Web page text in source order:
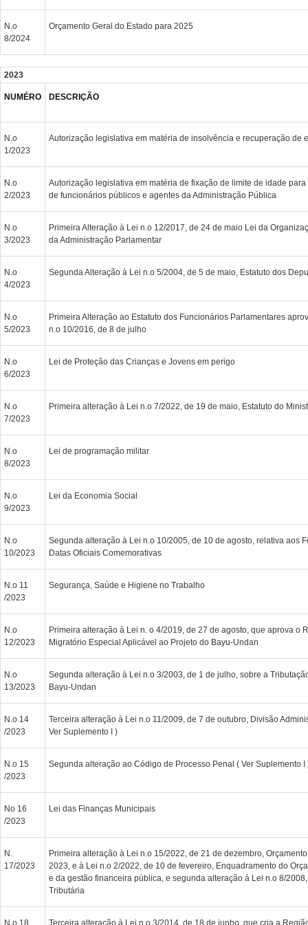
N.o
8/2024
Orçamento Geral do Estado para 2025
2023
NUMÉRO DESCRIÇÃO
N.o
1/2023
Autorização legislativa em matéria de insolvência e recuperação de
N.o
2/2023
Autorização legislativa em matéria de fixação de limite de idade
de funcionários públicos e agentes da Administração Pública
N.o
3/2023
Primeira Alteração à Lei n.o 12/2017, de 24 de maio Lei da
da Administração Parlamentar
N.o
4/2023
Segunda Alteração à Lei n.o 5/2004, de 5 de maio, Estatuto dos
N.o
5/2023
Primeira Alteração ao Estatuto dos Funcionários Parlamentares
n.o 10/2016, de 8 de julho
N.o
6/2023
Lei de Proteção das Crianças e Jovens em perigo
N.o
7/2023
Primeira alteração à Lei n.o 7/2022, de 19 de maio, Estatuto do
N.o
8/2023
Lei de programação militar
N.o
9/2023
Lei da Economia Social
N.o
10/2023
Segunda alteração à Lei n.o 10/2005, de 10 de agosto, relativa aos
Datas Oficiais Comemorativas
N.o 11
/2023
Segurança, Saúde e Higiene no Trabalho
N.o
12/2023
Primeira alteração à Lei n. o 4/2019, de 27 de agosto, que aprova o
Migratório Especial Aplicável ao Projeto do Bayu-Undan
N.o
13/2023
Segunda alteração à Lei n.o 3/2003, de 1 de julho, sobre a
Bayu-Undan
N.o 14
/2023
Terceira alteração à Lei n.o 11/2009, de 7 de outubro, Divisão
Ver Suplemento I )
N.o 15
/2023
Segunda alteração ao Código de Processo Penal ( Ver Suplemento I
No 16
/2023
Lei das Finanças Municipais
N.
17/2023
Primeira alteração à Lei n.o 15/2022, de 21 de dezembro,
2023, e à Lei n.o 2/2022, de 10 de fevereiro, Enquadramento do
e da gestão financeira pública, e segunda alteração à Lei n.o 8/
Tributária
N.o 18 Terceira alteração à Lei n.o 3/2014, de 18 de junho, que cria a